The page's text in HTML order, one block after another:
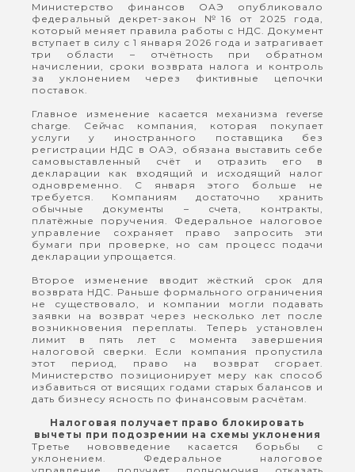
Министерство финансов ОАЭ опубликовало
федеральный декрет-закон №16 от 2025 года,
который меняет правила работы с НДС. Документ
вступает в силу с 1 января 2026 года и затрагивает
три области – отчётность при обратном
начислении, сроки возврата налога и контроль
за уклонением через фиктивные цепочки
поставок.
Главное изменение касается механизма reverse
charge. Сейчас компания, которая покупает
услуги у иностранного поставщика без
регистрации НДС в ОАЭ, обязана выставить себе
самовыставленный счёт и отразить его в
декларации как входящий и исходящий налог
одновременно. С января этого больше не
требуется. Компаниям достаточно хранить
обычные документы – счета, контракты,
платёжные поручения. Федеральное налоговое
управление сохраняет право запросить эти
бумаги при проверке, но сам процесс подачи
декларации упрощается.
Второе изменение вводит жёсткий срок для
возврата НДС. Раньше формального ограничения
не существовало, и компании могли подавать
заявки на возврат через несколько лет после
возникновения переплаты. Теперь установлен
лимит в пять лет с момента завершения
налоговой сверки. Если компания пропустила
этот период, право на возврат сгорает.
Министерство позиционирует меру как способ
избавиться от висящих годами старых балансов и
дать бизнесу ясность по финансовым расчётам.
Налоговая получает право блокировать
вычеты при подозрении на схемы уклонения
Третье нововведение касается борьбы с
уклонением. Федеральное налоговое